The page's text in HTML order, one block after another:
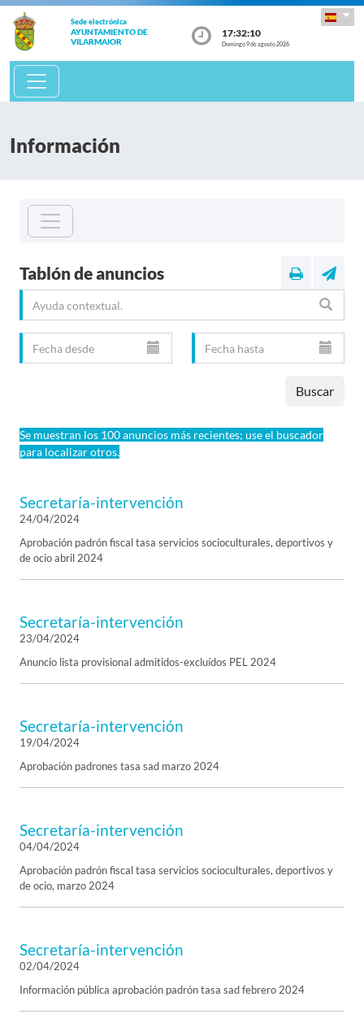
Sede electrónica
AYUNTAMIENTO DE
VILARMAIOR
17:32:10
Domingo 9 de agosto 2026
Información
Tablón de anuncios
Buscar
Se muestran los 100 anuncios más recientes; use el buscador
para localizar otros.
Secretaría-intervención
24/04/2024
Aprobación padrón fiscal tasa servicios socioculturales, deportivos y
de ocio abril 2024
Secretaría-intervención
23/04/2024
Anuncio lista provisional admitidos-excluídos PEL 2024
Secretaría-intervención
19/04/2024
Aprobación padrones tasa sad marzo 2024
Secretaría-intervención
04/04/2024
Aprobación padrón fiscal tasa servicios socioculturales, deportivos y
de ocio, marzo 2024
Secretaría-intervención
02/04/2024
Información pública aprobación padrón tasa sad febrero 2024